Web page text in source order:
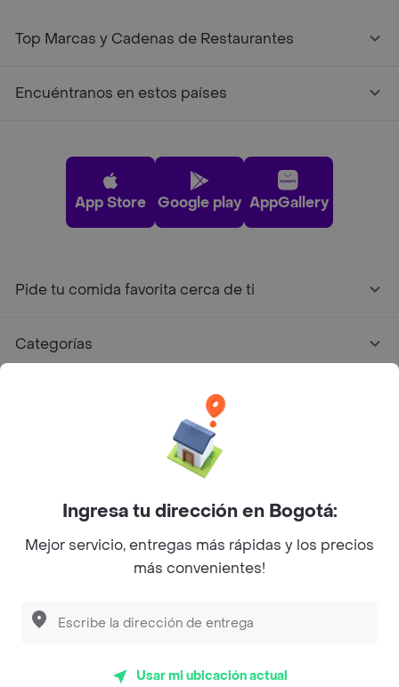
Top Marcas y Cadenas de Restaurantes
Encuéntranos en estos países
App Store Google play AppGallery
Pide tu comida favorita cerca de ti
Categorías
Facebook
Twitter
Instagram
©2026Rappi Inc. All rights reserved.
Ingresa tu dirección en Bogotá:
Mejor servicio, entregas más rápidas y los precios
más convenientes!
Usar mi ubicación actual